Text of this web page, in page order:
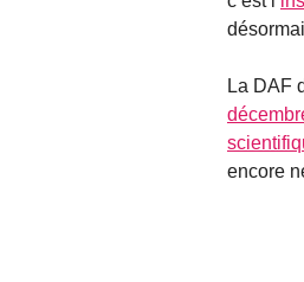
La DAF
encore